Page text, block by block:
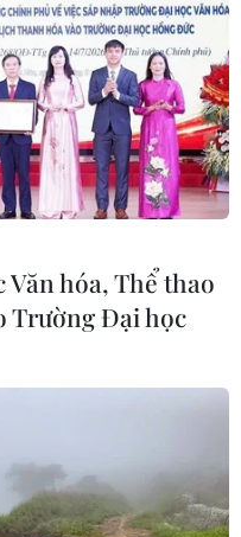
hóa, Thể thao
Trường Đại học